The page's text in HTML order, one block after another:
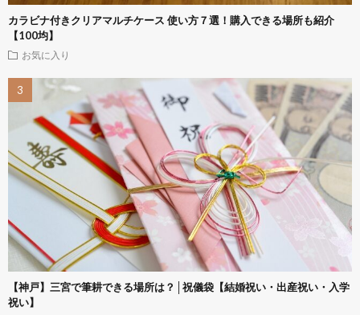
カラビナ付きクリアマルチケース 使い方７選！購入できる場所も紹介
【100均】
お気に入り
【神戸】三宮で筆耕できる場所は？│祝儀袋【結婚祝い・出産祝い・入学
祝い】